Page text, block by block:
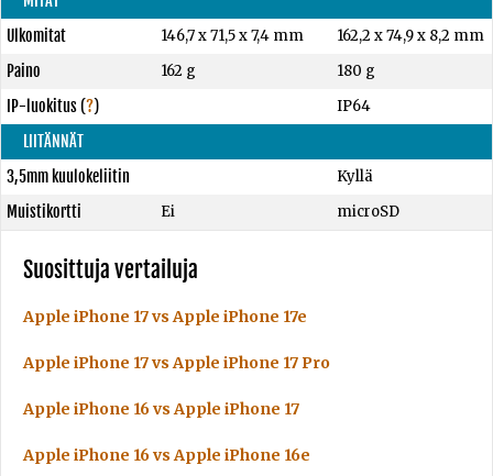
Ulkomitat
146,7 x 71,5 x 7,4 mm
162,2 x 74,9 x 8,2 mm
Paino
162 g
180 g
IP-luokitus(?)
IP64
LIITÄNNÄT
3,5mm kuulokeliitin
Kyllä
Muistikortti
Ei microSD
Suosittuja vertailuja
Apple iPhone 17 vs Apple iPhone 17e
Apple iPhone 17 vs Apple iPhone 17 Pro
Apple iPhone 16 vs Apple iPhone 17
Apple iPhone 16 vs Apple iPhone 16e